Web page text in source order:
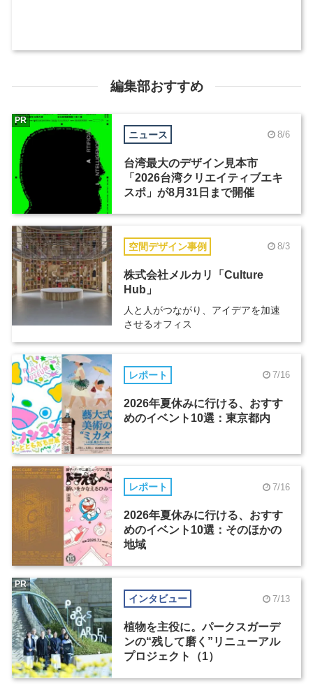
編集部おすすめ
ニュース 8/6
台湾最大のデザイン見本市
「2026台湾クリエイティブエキ
スポ」が8月31日まで開催
PR
空間デザイン事例 8/3
株式会社メルカリ「Culture
Hub」
人と人がつながり、アイデアを加速
させるオフィス
レポート 7/16
2026年夏休みに行ける、おすす
めのイベント10選：東京都内
レポート 7/16
2026年夏休みに行ける、おすす
めのイベント10選：そのほかの
地域
インタビュー 7/13
植物を主役に。パークスガーデ
ンの“残して磨く”リニューアル
プロジェクト（1）
PR